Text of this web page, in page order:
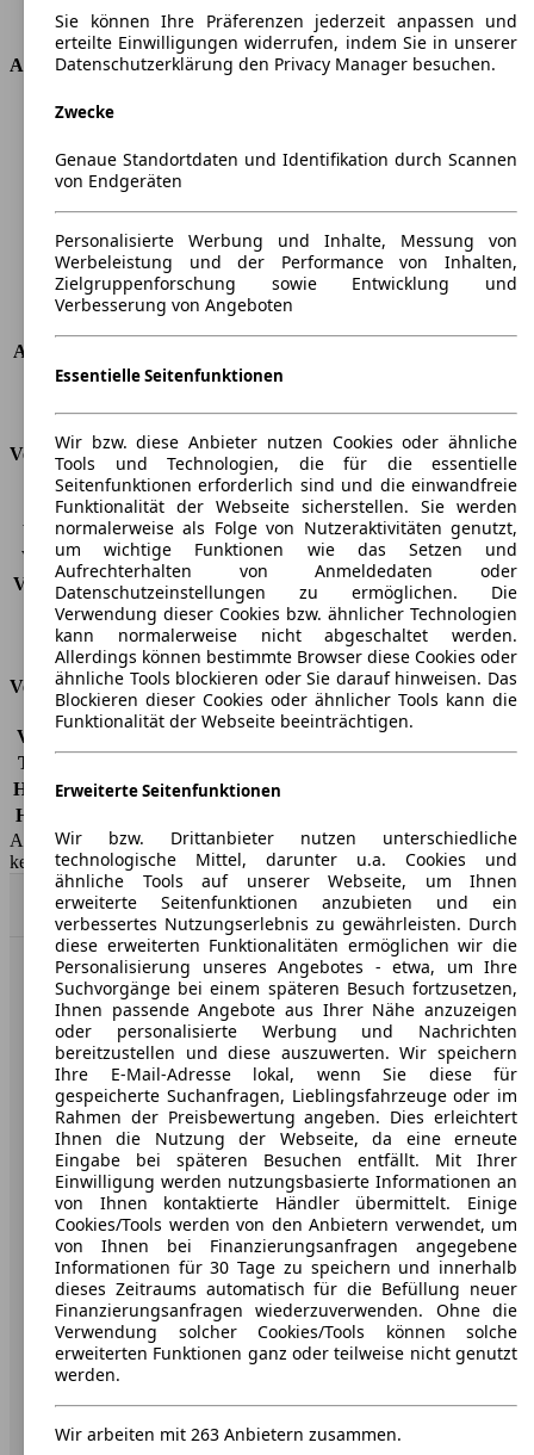
Antriebsart
Hinterradantrieb
Abmessungen
Länge
Breite
1875 mm
Radstand
Maximalgewicht
Max. Zuladung
-
Türen
4
Sitze
5
Anhängelast (ungebremst)
Anhängelast (gebremst)
-
Verbrauch
CO2 Emissionen*
249 g/km (komb.)
Verbrauch (Stadt)
15,7 l/100km
Verbrauch (Land)
7,8 l/100km
Verbrauch (komb.)* 10,7 l/100km
Schadstoffklasse
EU6
Tankinhalt
84 l
Versicherungsklassen
Vollkasko
Teilkasko
Haftpflicht -
HSN/TSN
AutoScout24 GmbH übernimmt für die Richtigkeit der Angaben
keine Gewähr.
Nach Oben
AutoScout24: Europaweit der größte Online-Automarkt.
Unternehmen
Über AutoScout24
Presse
Karriere
Werbung
AGB
Datenschutz
Impressum
Erklärung zur Barrierefreiheit
Service
Sie können Ihre Präferenzen jederzeit anpassen und
erteilte Einwilligungen widerrufen, indem Sie in unserer
Datenschutzerklärung den Privacy Manager besuchen.
Zwecke
Genaue Standortdaten und Identifikation durch Scannen
von Endgeräten
Personalisierte Werbung und Inhalte, Messung von
Werbeleistung und der Performance von Inhalten,
Zielgruppenforschung sowie Entwicklung und
Verbesserung von Angeboten
Essentielle Seitenfunktionen
Wir bzw. diese Anbieter nutzen Cookies oder ähnliche
Tools und Technologien, die für die essentielle
Seitenfunktionen erforderlich sind und die einwandfreie
Funktionalität der Webseite sicherstellen. Sie werden
normalerweise als Folge von Nutzeraktivitäten genutzt,
um wichtige Funktionen wie das Setzen und
Aufrechterhalten von Anmeldedaten oder
Datenschutzeinstellungen zu ermöglichen. Die
Verwendung dieser Cookies bzw. ähnlicher Technologien
kann normalerweise nicht abgeschaltet werden.
Allerdings können bestimmte Browser diese Cookies oder
ähnliche Tools blockieren oder Sie darauf hinweisen. Das
Blockieren dieser Cookies oder ähnlicher Tools kann die
Funktionalität der Webseite beeinträchtigen.
Erweiterte Seitenfunktionen
Wir bzw. Drittanbieter nutzen unterschiedliche
technologische Mittel, darunter u.a. Cookies und
ähnliche Tools auf unserer Webseite, um Ihnen
erweiterte Seitenfunktionen anzubieten und ein
verbessertes Nutzungserlebnis zu gewährleisten. Durch
diese erweiterten Funktionalitäten ermöglichen wir die
Personalisierung unseres Angebotes - etwa, um Ihre
Suchvorgänge bei einem späteren Besuch fortzusetzen,
Ihnen passende Angebote aus Ihrer Nähe anzuzeigen
oder personalisierte Werbung und Nachrichten
bereitzustellen und diese auszuwerten. Wir speichern
Ihre E-Mail-Adresse lokal, wenn Sie diese für
gespeicherte Suchanfragen, Lieblingsfahrzeuge oder im
Rahmen der Preisbewertung angeben. Dies erleichtert
Ihnen die Nutzung der Webseite, da eine erneute
Eingabe bei späteren Besuchen entfällt. Mit Ihrer
Einwilligung werden nutzungsbasierte Informationen an
von Ihnen kontaktierte Händler übermittelt. Einige
Cookies/Tools werden von den Anbietern verwendet, um
von Ihnen bei Finanzierungsanfragen angegebene
Informationen für 30 Tage zu speichern und innerhalb
dieses Zeitraums automatisch für die Befüllung neuer
Finanzierungsanfragen wiederzuverwenden. Ohne die
Verwendung solcher Cookies/Tools können solche
erweiterten Funktionen ganz oder teilweise nicht genutzt
werden.
Wir arbeiten mit 263 Anbietern zusammen.